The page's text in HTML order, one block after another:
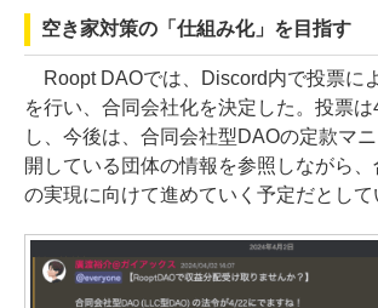
空き家対策の「仕組み化」を目指す
Roopt DAOでは、Discord内で投票に
を行い、合同会社化を決定した。投票は
し、今後は、合同会社型DAOの定款マ
開している団体の情報を参照しながら
の実現に向けて進めていく予定だとして